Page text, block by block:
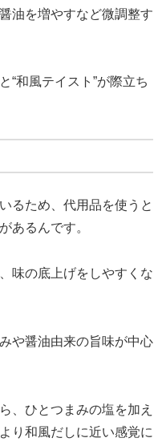
油を増やすなど微調整す
“和風テイスト”が際立ち
るため、代用品を使うと
あるんです。
味の底上げをしやすくな
や醤油由来の旨味が中心
、ひとつまみの塩を加え
り和風だしに近い感覚に